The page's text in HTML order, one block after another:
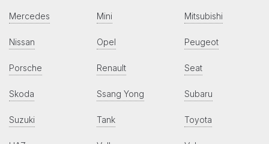
Mercedes Mini Mitsubishi
Nissan Opel Peugeot
Porsche Renault Seat
Skoda Ssang Yong Subaru
Suzuki Tank Toyota